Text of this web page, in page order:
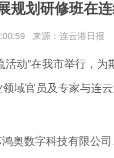
规划研修班在
来源：连云港日报
动”在我市举行，为
域官员及专家与连
奥数字科技有限公